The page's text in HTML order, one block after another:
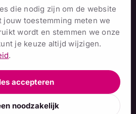
Achterhoek · Hier dóen we
die nodig zijn om de website
toestemming meten we
wordt en stemmen we onze
je keuze altijd wijzigen.
.
accepteren
noodzakelijk